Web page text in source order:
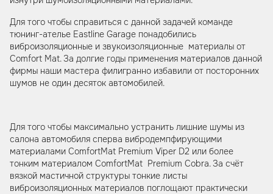
Для того чтобы справиться с данной задачей команде
тюнинг-ателье Eastline Garage понадобились
виброизоляционные и звукоизоляционные материалы от
Comfort Mat. За долгие годы применения материалов данной
фирмы наши мастера филигранно избавили от посторонних
шумов не один десяток автомобилей.
Для того чтобы максимально устранить лишние шумы из
салона автомобиля сперва вибродемпфирующими
материалами ComfortMat Premium Viper D2 или более
тонким материалом ComfortMat Premium Cobra. За счёт
вязкой мастичной структуры тонкие листы
виброизоляционных материалов поглощают практически